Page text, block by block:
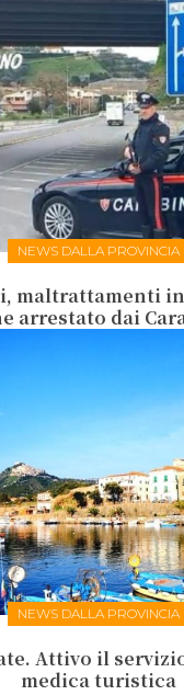
NEWS DALLA PROVINCIA
maltrattamenti
arrestato dai
NEWS DALLA PROVINCIA
Attivo il
medica turistica